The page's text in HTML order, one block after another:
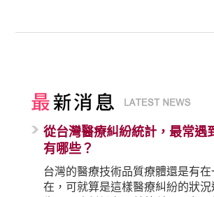
從台灣醫療糾紛統計，最常遇
有哪些？
台灣的醫療技術品質療體還是有
在，可就算是這樣醫療糾紛的狀